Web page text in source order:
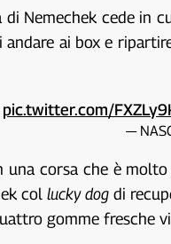
Nemechek cede in
ai box e
pic.twitter.com/
—
una corsa che è
collucky dog di
gomme fresche